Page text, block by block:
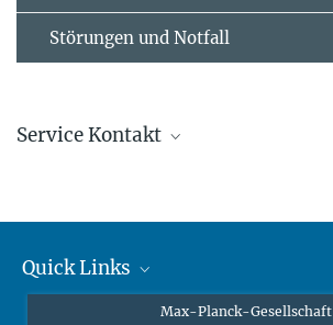
Störungen und Notfall
Service Kontakt
Quick Links
Max-Planck-Gesellschaft